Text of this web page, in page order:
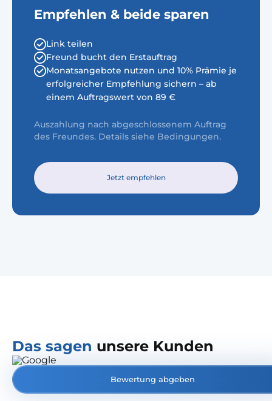
Empfehlen & beide sparen
Link teilen
Freund bucht den Erstauftrag
Monatsangebote nutzen und 10% Prämie je
erfolgreicher Empfehlung sichern – ab
einem Auftragswert von 89 €
Auszahlung nach abgeschlossenem Auftrag
des Freundes. Details siehe Bedingungen.
Jetzt empfehlen
Das sagen unsere Kunden
Bewertung abgeben